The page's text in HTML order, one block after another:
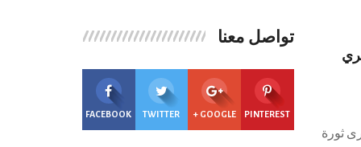
تواصل معنا
FACEBOOK TWITTER GOOGLE + PINTEREST
ثورة